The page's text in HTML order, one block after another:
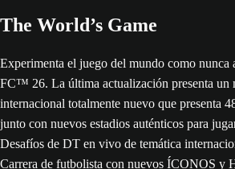
The World’s Game
Experimenta el juego del mundo como nunca
FC™ 26. La última actualización presenta un
internacional totalmente nuevo que presenta
junto con nuevos estadios auténticos para
Desafíos de DT en vivo de temática
Carrera de futbolista con nuevos ÍCONOS y